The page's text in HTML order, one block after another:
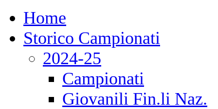
Home
Storico Campionati
2024-25
Campionati
Giovanili Fin.li Naz.